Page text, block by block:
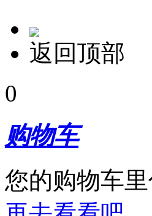
返回顶部
0
购物车
您的购物车